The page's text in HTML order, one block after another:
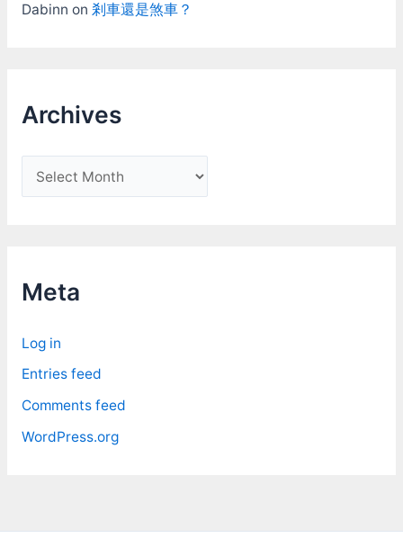
Dabinn on 剎車還是煞車？
Archives
r
i
e
s
Meta
Log in
Entries feed
Comments feed
WordPress.org